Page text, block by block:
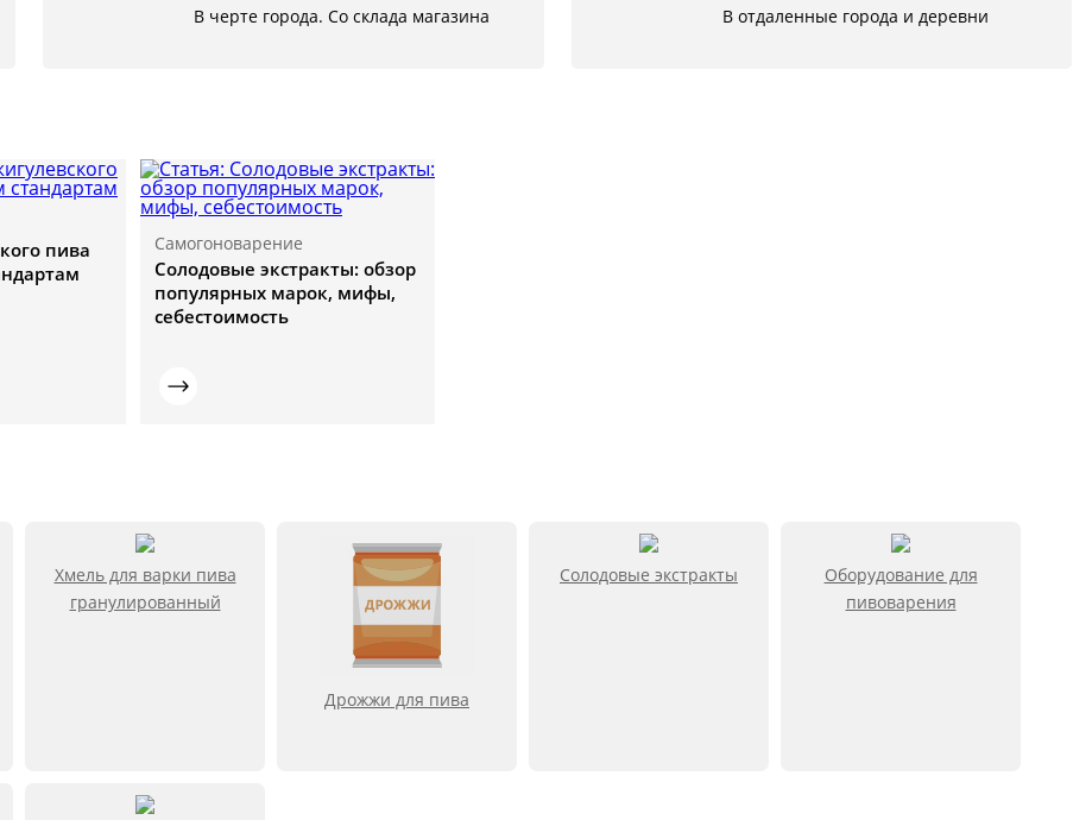
В черте города. Со склада магазина В отдаленные города и деревни
пива
Самогоноварение
Солодовые экстракты: обзор
популярных марок, мифы,
себестоимость
Хмель для варки пива
гранулированный
Дрожжи для пива
Солодовые экстракты
Оборудование для
пивоварения